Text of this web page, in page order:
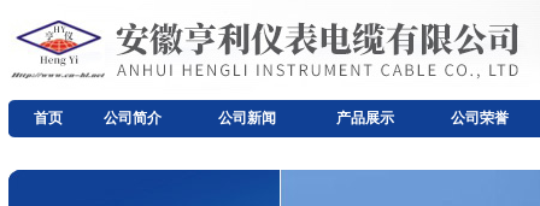
首页 公司简介 公司新闻 产品展示 公司荣誉